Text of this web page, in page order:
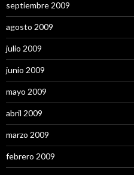
septiembre 2009
agosto 2009
julio 2009
junio 2009
mayo 2009
abril 2009
marzo 2009
febrero 2009